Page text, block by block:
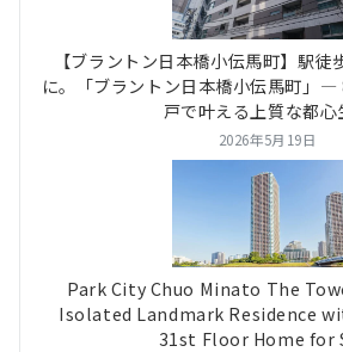
【ブラントン日本橋小伝馬町】駅徒
に。「ブラントン日本橋小伝馬町」―
戸で叶える上質な都心
2026年5月19日
Park City Chuo Minato The
Isolated Landmark Residence
31st Floor Home for